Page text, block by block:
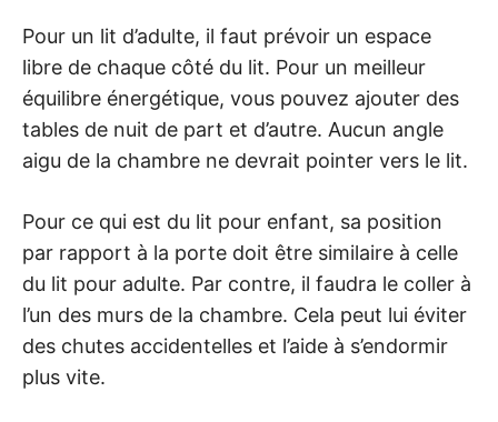
Pour un lit d’adulte, il faut prévoir un espace
libre de chaque côté du lit. Pour un meilleur
équilibre énergétique, vous pouvez ajouter des
tables de nuit de part et d’autre. Aucun angle
aigu de la chambre ne devrait pointer vers le lit.
Pour ce qui est du lit pour enfant, sa position
par rapport à la porte doit être similaire à celle
du lit pour adulte. Par contre, il faudra le coller à
l’un des murs de la chambre. Cela peut lui éviter
des chutes accidentelles et l’aide à s’endormir
plus vite.